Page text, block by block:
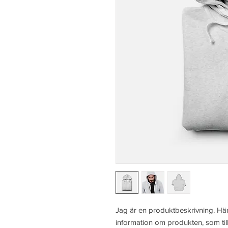
Jag är en produktbeskrivning.
information om produkten, som